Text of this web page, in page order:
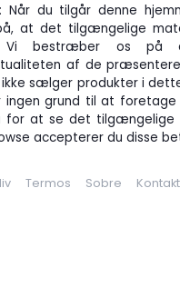
Når du tilgår denne
at det tilgængelige
Vi bestræber os på
af de
sælger produkter i
grund til at foretage
for at se det tilgængelige
accepterer du disse
Termos Sobre Kontakt